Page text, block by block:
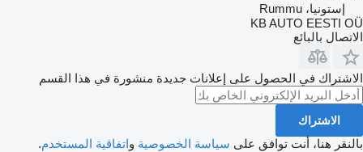
إستونيا، Rummu
KB AUTO EESTI OÜ
الاتصال بالبائع
الاشتراك في الحصول على إعلانات جديدة منشورة في هذا القسم
الاشتراك
بالنقر هنا، أنت توافق على سياسة الخصوصية واتفاقية المستخدم.